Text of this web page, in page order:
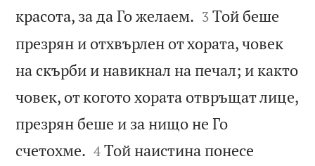
красота, за да Го желаем. 

3 Той беше
презрян и отхвърлен от хората, човек
на скърби и навикнал на печал; и както
човек, от когото хората отвръщат лице,
презрян беше и за нищо не Го
счетохме. 

4 Той наистина понесе